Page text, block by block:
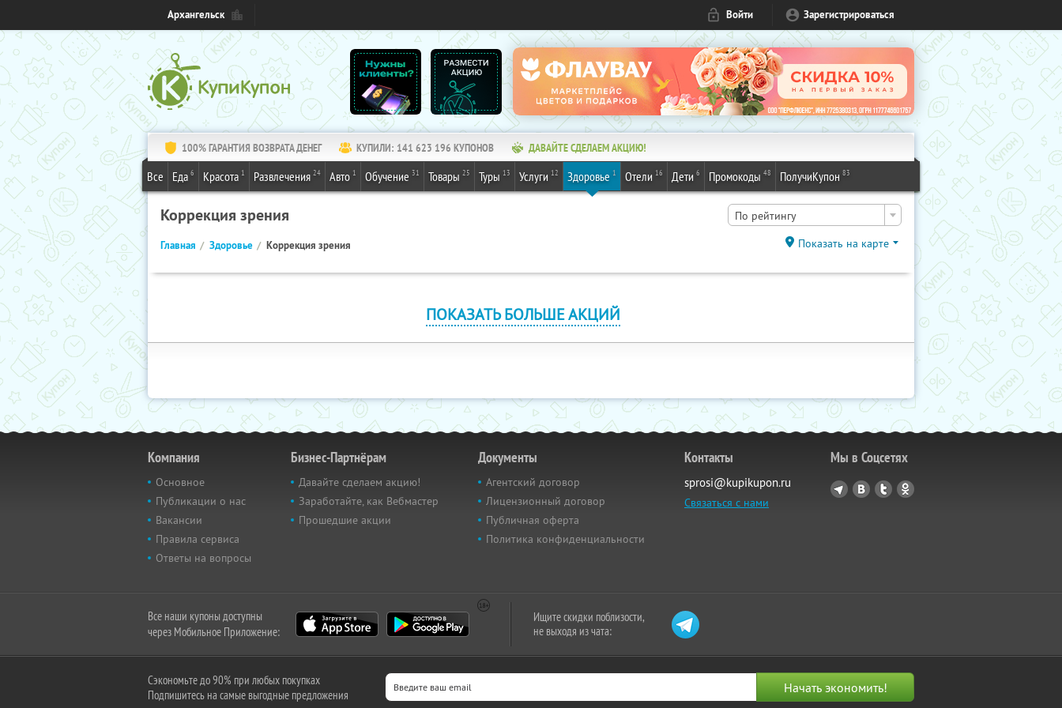
Архангельск Войти Зарегистрироваться
100% ГАРАНТИЯ ВОЗВРАТА ДЕНЕГ КУПИЛИ: 141 623 196 КУПОНОВ ДАВАЙТЕ СДЕЛАЕМ АКЦИЮ!
Все Еда 6 Красота 1 Развлечения 24 Авто 1 Обучение 31 Товары 25 Туры 13 Услуги 12 Здоровье 1 Отели 16 Дети 6 Промокоды 48 ПолучиКупон 83
Коррекция зрения По рейтингу
Главная Здоровье Коррекция зрения Показать на карте
ПОКАЗАТЬ БОЛЬШЕ АКЦИЙ
Компания
Основное
Публикации о нас
Вакансии
Правила сервиса
Ответы на вопросы
Бизнес-Партнёрам
Давайте сделаем акцию!
Заработайте, как Вебмастер
Прошедшие акции
Документы
Агентский договор
Лицензионный договор
Публичная оферта
Политика конфиденциальности
Контакты
sprosi@kupikupon.ru
Связаться с нами
Мы в Соцсетях
Все наши купоны доступны
через Мобильное Приложение:
Ищите скидки поблизости,
не выходя из чата:
Сэкономьте до 90% при любых покупках
Подпишитесь на самые выгодные предложения